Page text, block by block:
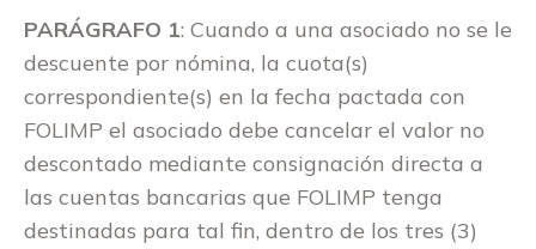
PARÁGRAFO 1: Cuando a una asociado no se le
descuente por nómina, la cuota(s)
correspondiente(s) en la fecha pactada con
FOLIMP el asociado debe cancelar el valor no
descontado mediante consignación directa a
las cuentas bancarias que FOLIMP tenga
destinadas para tal fin, dentro de los tres (3)